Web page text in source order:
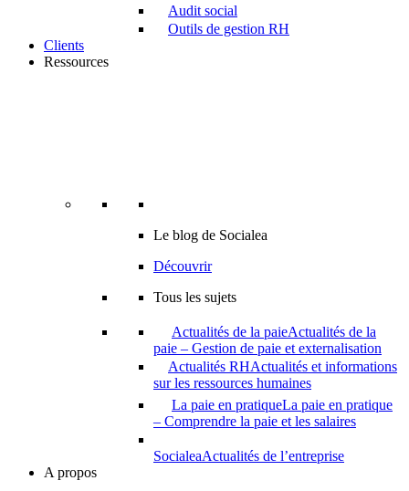
Audit social
Outils de gestion RH
Clients
Ressources
Le blog de Socialea
Découvrir
Tous les sujets
Actualités de la paieActualités de la
paie – Gestion de paie et externalisation
Actualités RHActualités et informations
sur les ressources humaines
La paie en pratiqueLa paie en pratique
– Comprendre la paie et les salaires
SocialeaActualités de l’entreprise
A propos